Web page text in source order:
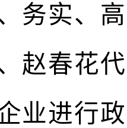
务实、
赵春花
业进行